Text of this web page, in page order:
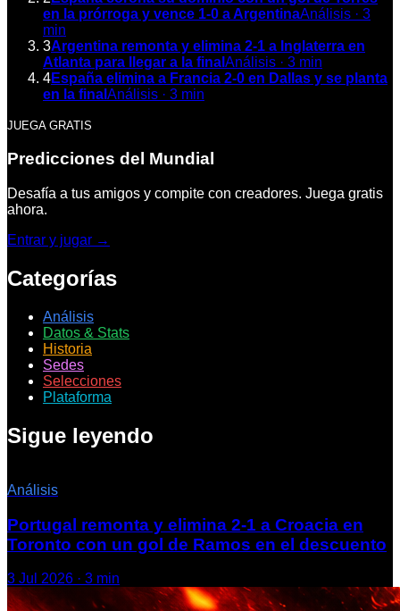
en la prórroga y vence 1-0 a ArgentinaAnálisis · 3
min
3Argentina remonta y elimina 2-1 a Inglaterra en
Atlanta para llegar a la final Análisis · 3 min
4España elimina a Francia 2-0 en Dallas y se planta
en la final Análisis · 3 min
JUEGA GRATIS
Predicciones del Mundial
Desafía a tus amigos y compite con creadores. Juega gratis
ahora.
Entrar y jugar →
Categorías
Análisis
Datos & Stats
Historia
Sedes
Selecciones
Plataforma
Sigue leyendo
Análisis
Portugal remonta y elimina 2-1 a Croacia en
Toronto con un gol de Ramos en el descuento
3 Jul 2026 · 3 min